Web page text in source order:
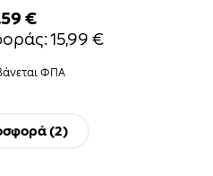
€
15,99 €
ΦΠΑ
(2)